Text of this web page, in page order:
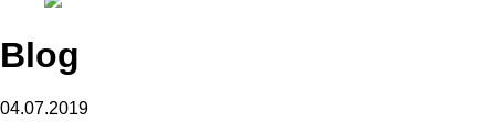
Blog
04.07.2019